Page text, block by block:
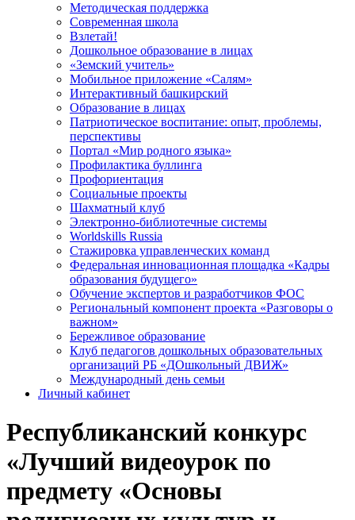
Методическая поддержка
Современная школа
Взлетай!
Дошкольное образование в лицах
«Земский учитель»
Мобильное приложение «Салям»
Интерактивный башкирский
Образование в лицах
Патриотическое воспитание: опыт, проблемы,
перспективы
Портал «Мир родного языка»
Профилактика буллинга
Профориентация
Социальные проекты
Шахматный клуб
Электронно-библиотечные системы
Worldskills Russia
Стажировка управленческих команд
Федеральная инновационная площадка «Кадры
образования будущего»
Обучение экспертов и разработчиков ФОС
Региональный компонент проекта «Разговоры о
важном»
Бережливое образование
Клуб педагогов дошкольных образовательных
организаций РБ «ДОшкольный ДВИЖ»
Международный день семьи
Личный кабинет
Республиканский конкурс
«Лучший видеоурок по
предмету «Основы